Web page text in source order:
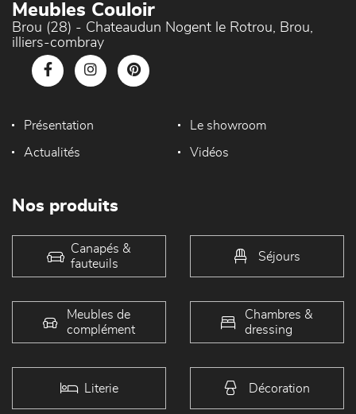
Meubles Couloir
Brou (28) - Chateaudun Nogent le Rotrou, Brou,
illiers-combray
Présentation Le showroom
Actualités Vidéos
Nos produits
Canapés &
fauteuils
Séjours
Meubles de
complément
Chambres &
dressing
Literie Décoration